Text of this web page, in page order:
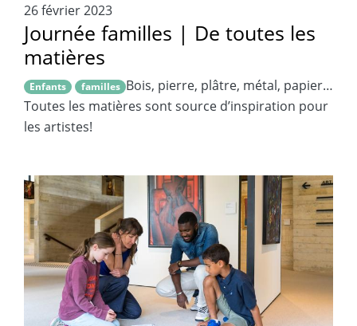
26 février 2023
Journée familles | De toutes les
matières
Enfants familles Bois, pierre, plâtre, métal, papier…
Toutes les matières sont source d’inspiration pour
les artistes!